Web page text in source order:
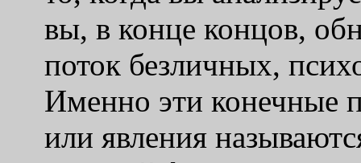
вы, в конце концов,
поток безличных,
Именно эти конечные
или явления